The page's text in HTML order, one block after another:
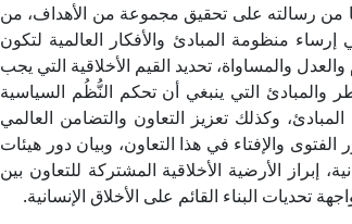
من رسالته على تحقيق مجموعة من الأهداف، من
منظومة المبادئ والأفكار العالمية لتكون
والمساواة، تحديد القيم الأخلاقية التي يجب
والمبادئ التي ينبغي أن تحكم النُّظُم السياسية
وكذلك تعزيز التعاون والتضامن العالمي
والإفتاء في هذا التعاون، وبيان دور هيئات
إبراز الأرضية الأخلاقية المشتركة للتعاون بين
تحديات البناء القائم على الأخلاق الإنسانية.